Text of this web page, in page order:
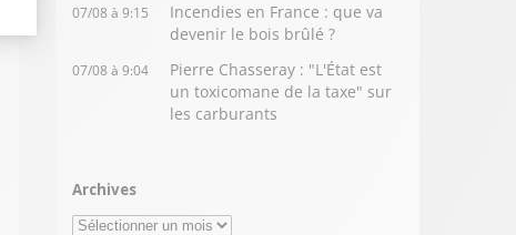
07/08 à 9:15
Incendies en France : que va
devenir le bois brûlé ?
07/08 à 9:04
Pierre Chasseray : "L'État est
un toxicomane de la taxe" sur
les carburants
Archives
Archives